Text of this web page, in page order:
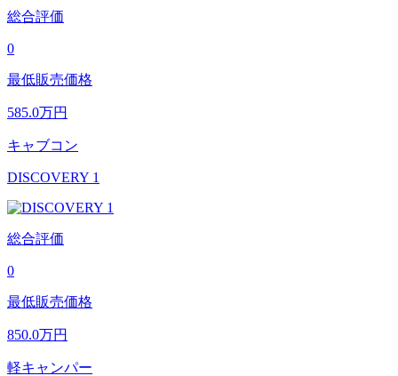
総合評価
0
最低販売価格
585.0万円
キャブコン
DISCOVERY 1
総合評価
0
最低販売価格
850.0万円
軽キャンパー